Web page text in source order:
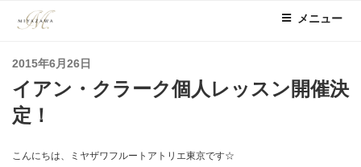
メニュー
投
稿
日:
2015年6月26日
イアン・クラーク個人レッスン開催決
定！
こんにちは、ミヤザワフルートアトリエ東京です☆